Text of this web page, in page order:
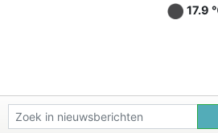
17.9